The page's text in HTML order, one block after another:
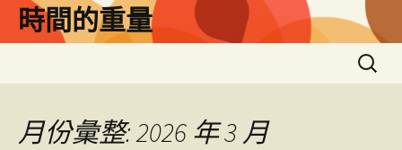
時間的重量
搜
尋
月份彙整: 2026 年 3 月